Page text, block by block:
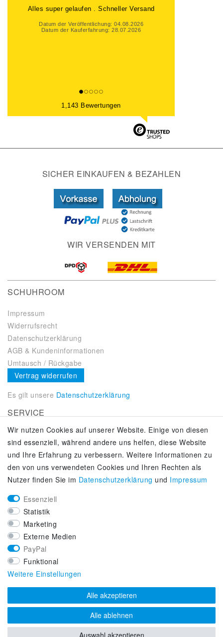
Alles super gelaufen . Schneller Versand
Datum der Veröffentlichung: 04.08.2026
Datum der Kauferfahrung: 28.07.2026
1,143 Bewertungen
SICHER EINKAUFEN & BEZAHLEN
WIR VERSENDEN MIT
SCHUHROOM
Impressum
Widerrufsrecht
Datenschutzerklärung
AGB & Kundeninformationen
Umtausch / Rückgabe
Vertrag widerrufen
Es gilt unsere Datenschutzerklärung
SERVICE
Kontakt
Zahlung & Versand
Über uns
Selbstabholung
Adiletten online kaufen
KUNDENSERVICE
Lifestyle & Fashion Sneaker Fachhandel
Top-Sneaker Modelle ausgewählter Marken
Kostenloser Versand ab 40 € deutschlandweit
Kostenloser Rückversand deutschlandweit
Versandfertig innerhalb 24h
Zahlung auf Rechnung (via PayPalPlus)
Wir nutzen Cookies auf unserer Website. Einige von diesen
sind essenziell, während andere uns helfen, diese Website
und Ihre Erfahrung zu verbessern. Weitere Informationen zu
den von uns verwendeten Cookies und Ihren Rechten als
Nutzer finden Sie im Daten­schutz­erklärung und Impressum
Essenziell
Statistik
Marketing
Externe Medien
PayPal
Funktional
Weitere Einstellungen
Alle akzeptieren
Alle ablehnen
Auswahl akzeptieren